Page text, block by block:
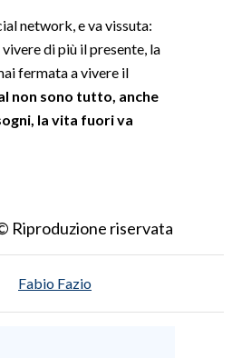
network, e va vissuta:
di più il presente, la
fermata a vivere il
non sono tutto, anche
la vita fuori va
Riproduzione riservata
Fabio Fazio